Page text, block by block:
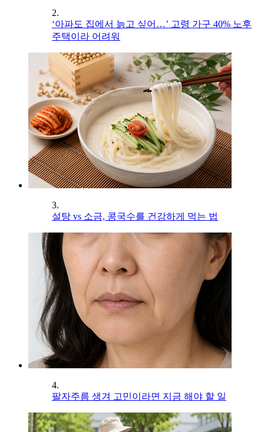
2.
‘아파도 집에서 늙고 싶어…’ 고령 가구 40% 노후
주택이라 어려워
3.
설탕 vs 소금, 콩국수를 건강하게 먹는 법
4.
팔자주름 생겨 고민이라면 지금 해야 할 일